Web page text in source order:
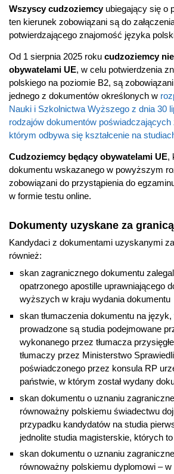
Wszyscy cudzoziemcy ubiegający się o
ten kierunek zobowiązani są do
potwierdzającego znajomość języka
Od 1 sierpnia 2025 roku cudzoziemcy
obywatelami UE, w celu potwierdzenia
polskiego na poziomie B2, są
jednego z dokumentów określonych w
Nauki i Szkolnictwa Wyższego z dnia 30
rodzajów dokumentów
którym odbywa się kształcenie na
Cudzoziemcy będący obywatelami UE,
dokumentu wskazanego w powyższym
zobowiązani do przystąpienia do
w formie testu online.
Dokumenty uzyskane za granicą
Kandydaci z dokumentami uzyskanymi
również:
skan zagranicznego dokumentu
opatrzonego apostille uprawniającego
wyższych w kraju wydania dokumentu
skan tłumaczenia dokumentu na
prowadzone są studia podejmowane
wykonanego przez tłumacza
tłumaczy przez Ministerstwo
poświadczonego przez konsula RP
państwie, w którym został wydany
skan dokumentu o uznaniu
równoważny polskiemu świadectwu
przypadku kandydatów na studia
jednolite studia magisterskie, których
skan dokumentu o uznaniu
równoważny polskiemu dyplomowi –